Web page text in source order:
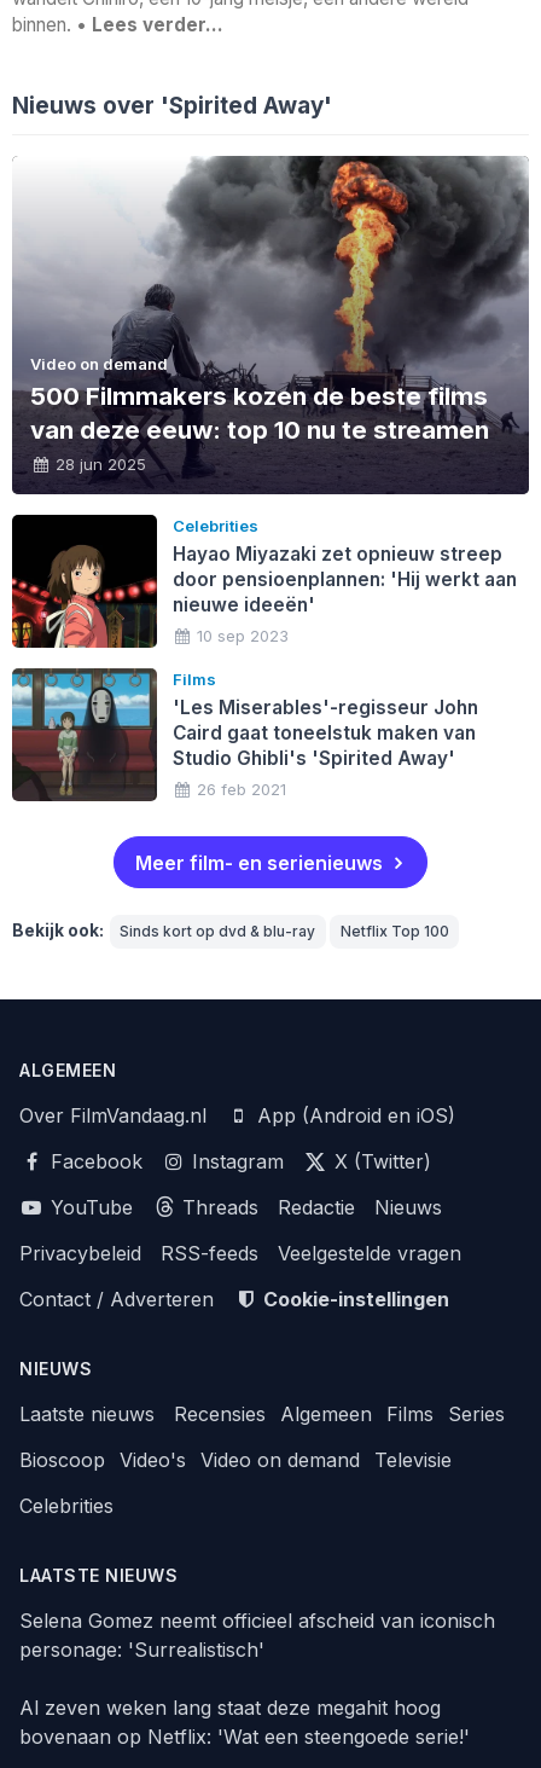
binnen. • Lees verder…
Nieuws over 'Spirited Away'
Video on demand
500 Filmmakers kozen de beste films
van deze eeuw: top 10 nu te streamen
28 jun 2025
Celebrities
Hayao Miyazaki zet opnieuw streep
door pensioenplannen: 'Hij werkt aan
nieuwe ideeën'
10 sep 2023
Films
'Les Miserables'-regisseur John
Caird gaat toneelstuk maken van
Studio Ghibli's 'Spirited Away'
26 feb 2021
Meer film- en serienieuws
Bekijk ook: Sinds kort op dvd & blu-ray Netflix Top 100
ALGEMEEN
Over FilmVandaag.nl
App (Android en iOS)
Facebook
Instagram
X (Twitter)
YouTube
Threads Redactie
Nieuws
Privacybeleid
RSS-feeds
Veelgestelde vragen
Contact / Adverteren
Cookie-instellingen
NIEUWS
Laatste nieuws Recensies Algemeen Films
Series
Bioscoop
Video's Video on demand
Televisie
Celebrities
LAATSTE NIEUWS
Selena Gomez neemt officieel afscheid van iconisch
personage: 'Surrealistisch'
Al zeven weken lang staat deze megahit hoog
bovenaan op Netflix: 'Wat een steengoede serie!'